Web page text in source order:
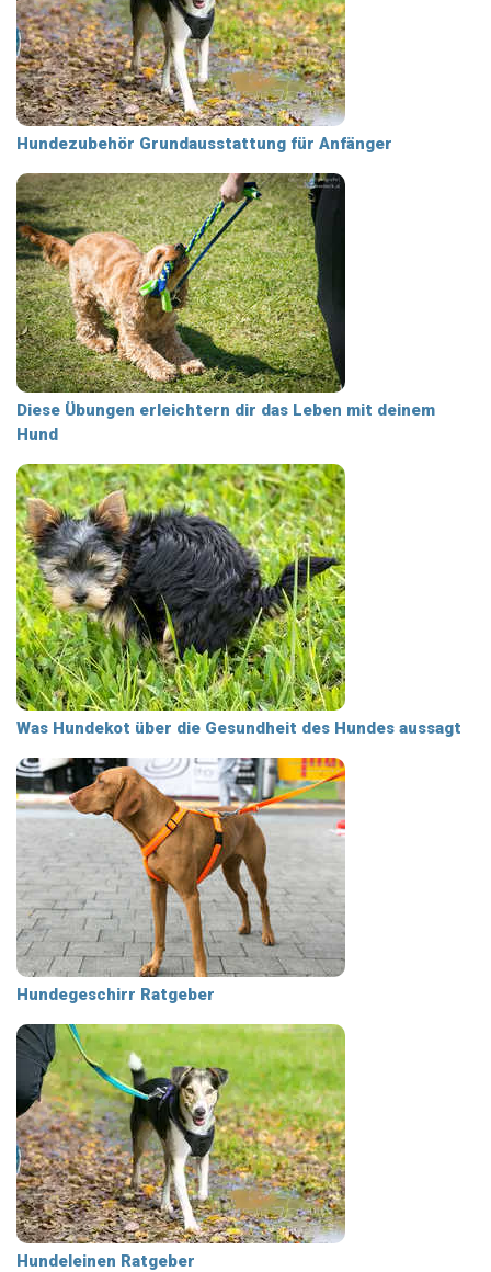
Hundezubehör Grundausstattung für Anfänger
Diese Übungen erleichtern dir das Leben mit deinem
Hund
Was Hundekot über die Gesundheit des Hundes aussagt
Hundegeschirr Ratgeber
Hundeleinen Ratgeber